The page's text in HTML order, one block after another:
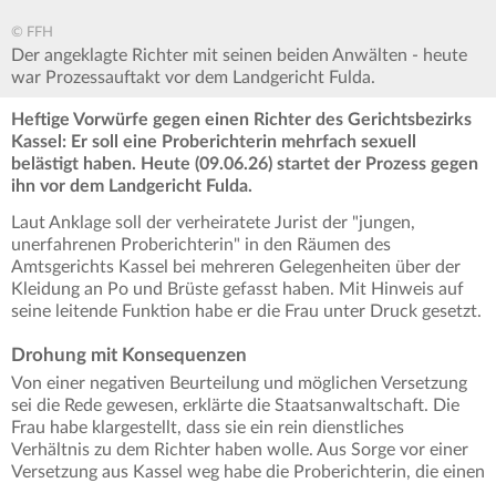
© FFH
Der angeklagte Richter mit seinen beiden Anwälten - heute
war Prozessauftakt vor dem Landgericht Fulda.
Heftige Vorwürfe gegen einen Richter des Gerichtsbezirks
Kassel: Er soll eine Proberichterin mehrfach sexuell
belästigt haben. Heute (09.06.26) startet der Prozess gegen
ihn vor dem Landgericht Fulda.
Laut Anklage soll der verheiratete Jurist der "jungen,
unerfahrenen Proberichterin" in den Räumen des
Amtsgerichts Kassel bei mehreren Gelegenheiten über der
Kleidung an Po und Brüste gefasst haben. Mit Hinweis auf
seine leitende Funktion habe er die Frau unter Druck gesetzt.
Drohung mit Konsequenzen
Von einer negativen Beurteilung und möglichen Versetzung
sei die Rede gewesen, erklärte die Staatsanwaltschaft. Die
Frau habe klargestellt, dass sie ein rein dienstliches
Verhältnis zu dem Richter haben wolle. Aus Sorge vor einer
Versetzung aus Kassel weg habe die Proberichterin, die einen